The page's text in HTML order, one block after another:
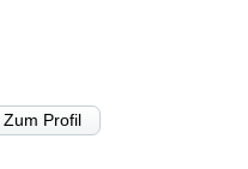
Zum Profil